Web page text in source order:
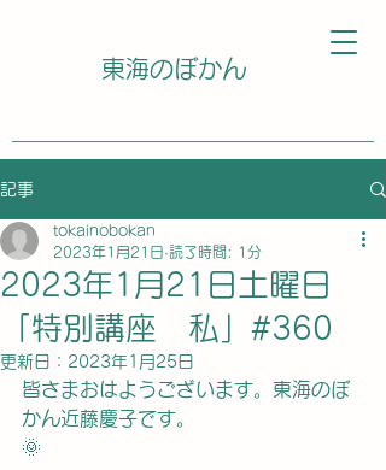
東海のぼかん
記事
2023年1月21日土曜日
「特別講座 私」#360
tokainobokan
2023年1月21日 読了時間: 1分
更新日： 2023年1月25日
皆さまおはようございます。東海のぼ
かん近藤慶子です。
🌞